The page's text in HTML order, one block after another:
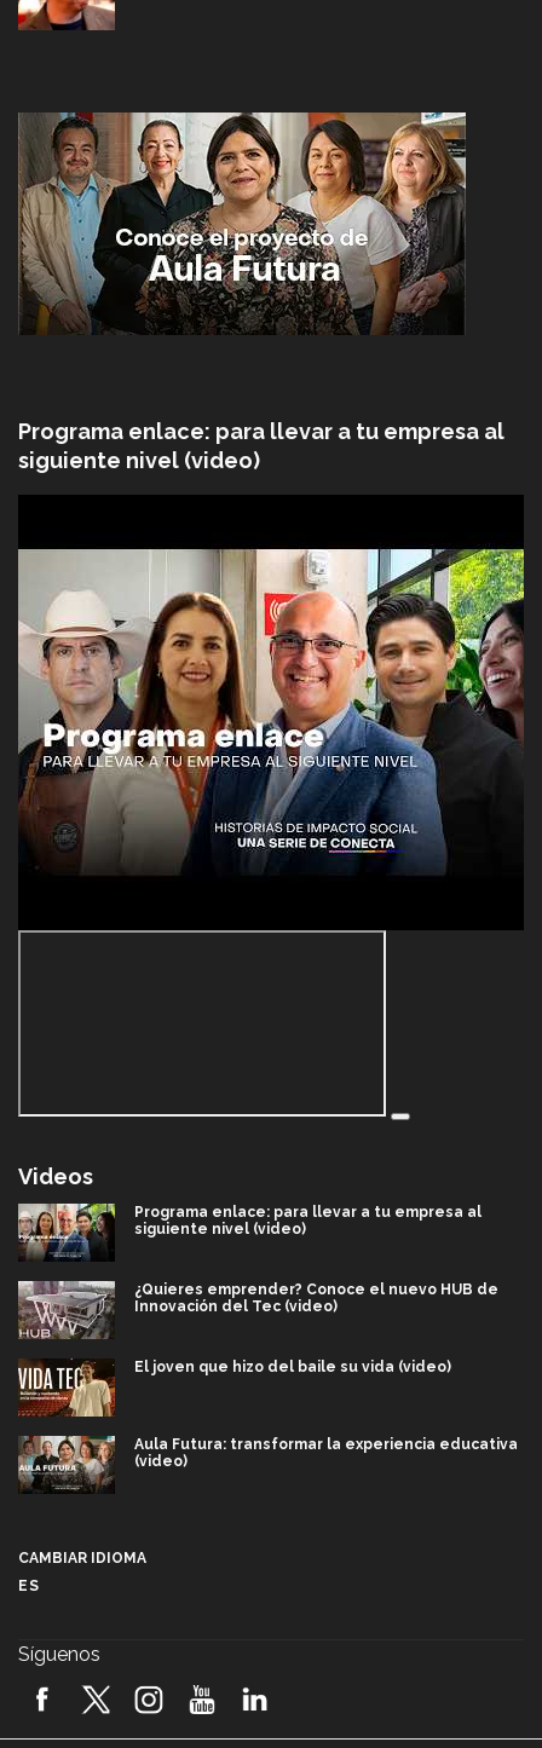
Programa enlace: para llevar a tu empresa al
siguiente nivel (video)
Videos
Programa enlace: para llevar a tu empresa al
siguiente nivel (video)
¿Quieres emprender? Conoce el nuevo HUB de
Innovación del Tec (video)
El joven que hizo del baile su vida (video)
Aula Futura: transformar la experiencia educativa
(video)
2026! (video)
CAMBIAR IDIOMA
ES
Síguenos